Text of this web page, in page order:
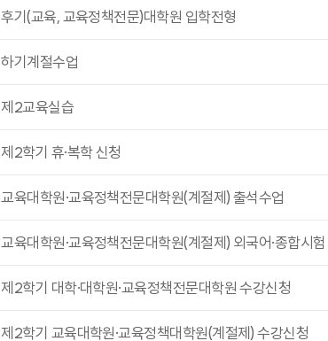
후기(교육, 교육정책전문)대학원 입학전형
하기계절수업
제2교육실습
제2학기 휴·복학 신청
교육대학원·교육정책전문대학원(계절제) 출석수업
교육대학원·교육정책전문대학원(계절제) 외국어·종합시험
제2학기 대학·대학원·교육정책전문대학원 수강신청
제2학기 교육대학원·교육정책대학원(계절제) 수강신청